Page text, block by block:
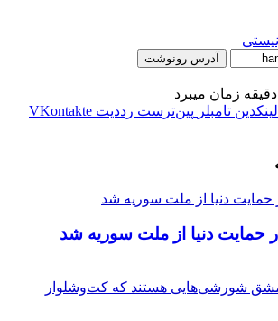
آدرس رونوشت
لینکدین ‫تامبلر ‫پین‌ترست ‫رددیت ‫VKontakte
حمایت دنیا از ملت سوریه شد